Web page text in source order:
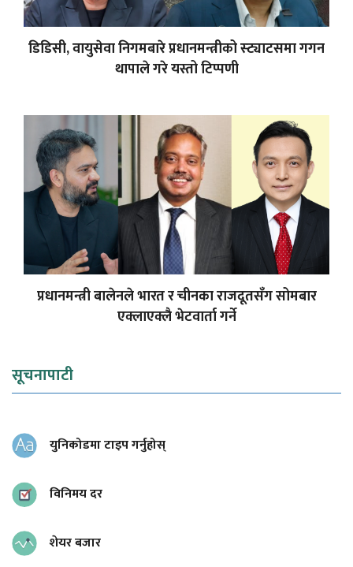
डिडिसी, वायुसेवा निगमबारे प्रधानमन्त्रीको स्ट्याटसमा गगन
थापाले गरे यस्तो टिप्पणी
प्रधानमन्त्री बालेनले भारत र चीनका राजदूतसँग सोमबार
एक्लाएक्लै भेटवार्ता गर्ने
सूचनापाटी
युनिकोडमा टाइप गर्नुहोस्
विनिमय दर
शेयर बजार